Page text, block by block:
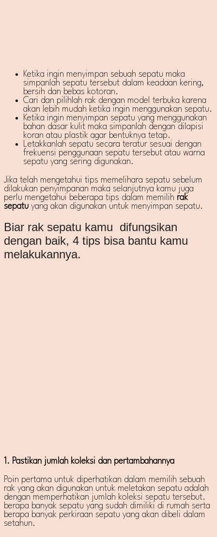
Ketika ingin menyimpan sebuah sepatu maka
simpanlah sepatu tersebut dalam keadaan kering,
bersih dan bebas kotoran.
Cari dan pilihlah rak dengan model terbuka karena
akan lebih mudah ketika ingin menggunakan sepatu.
Ketika ingin menyimpan sepatu yang menggunakan
bahan dasar kulit maka simpanlah dengan dilapisi
koran atau plastik agar bentuknya tetap.
Letakkanlah sepatu secara teratur sesuai dengan
frekuensi penggunaan sepatu tersebut atau warna
sepatu yang sering digunakan.
Jika telah mengetahui tips memelihara sepatu sebelum
dilakukan penyimpanan maka selanjutnya kamu juga
perlu mengetahui beberapa tips dalam memilih rak
sepatu yang akan digunakan untuk menyimpan sepatu.
Biar rak sepatu kamu difungsikan
dengan baik, 4 tips bisa bantu kamu
melakukannya.
1. Pastikan jumlah koleksi dan pertambahannya
Poin pertama untuk diperhatikan dalam memilih sebuah
rak yang akan digunakan untuk meletakan sepatu adalah
dengan memperhatikan jumlah koleksi sepatu tersebut.
berapa banyak sepatu yang sudah dimiliki di rumah serta
berapa banyak perkiraan sepatu yang akan dibeli dalam
setahun.